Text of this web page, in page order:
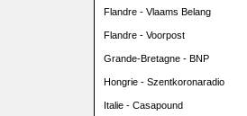
Flandre - Vlaams Belang
Flandre - Voorpost
Grande-Bretagne - BNP
Hongrie - Szentkoronaradio
Italie - Casapound